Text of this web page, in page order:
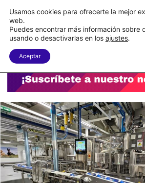
Menu
Usamos cookies para ofrecerte la mejor
web.
Puedes encontrar más información sobre
usando o desactivarlas en los ajustes.
Aceptar